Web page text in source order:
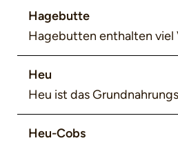
Hagebutte
Hagebutten enthalten viel
Heu
Heu ist das
Heu-Cobs